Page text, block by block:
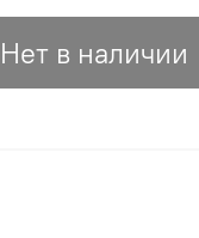
Нет в наличии